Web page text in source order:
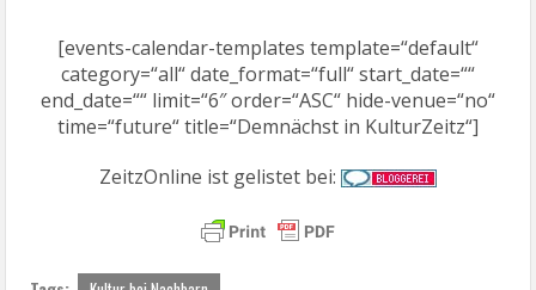
[events-calendar-templates template=“default“
category=“all“ date_format=“full“ start_date=““
end_date=““ limit=“6″ order=“ASC“ hide-venue=“no“
time=“future“ title=“Demnächst in KulturZeitz“]
ZeitzOnline ist gelistet bei: